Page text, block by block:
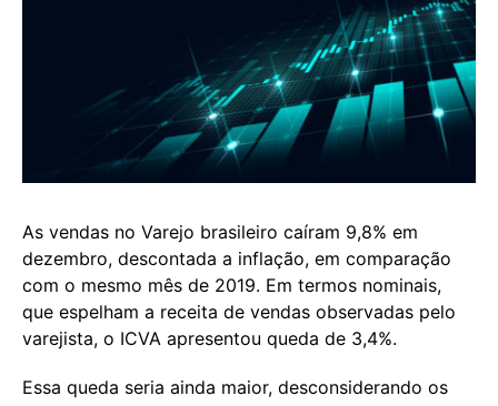
As vendas no Varejo brasileiro caíram 9,8% em
dezembro, descontada a inflação, em comparação
com o mesmo mês de 2019. Em termos nominais,
que espelham a receita de vendas observadas pelo
varejista, o ICVA apresentou queda de 3,4%.
Essa queda seria ainda maior, desconsiderando os